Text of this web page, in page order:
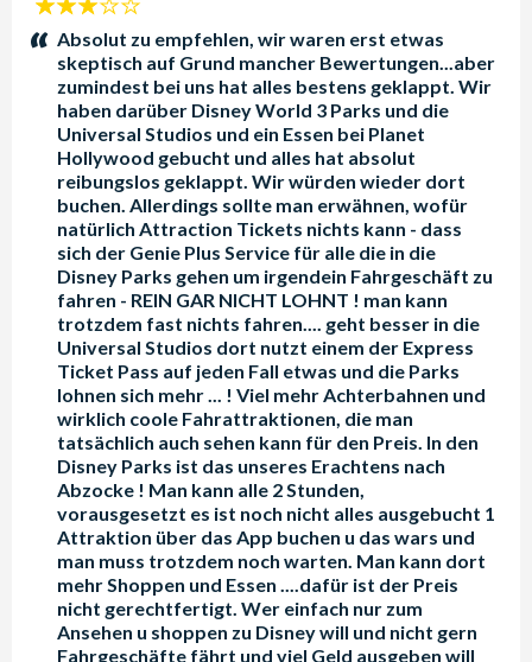
3
Sterne:Absolut zu empfehlen, wir waren erst etwas
skeptisch auf Grund mancher Bewertungen...aber
zumindest bei uns hat alles bestens geklappt. Wir
haben darüber Disney World 3 Parks und die
Universal Studios und ein Essen bei Planet
Hollywood gebucht und alles hat absolut
reibungslos geklappt. Wir würden wieder dort
buchen. Allerdings sollte man erwähnen, wofür
natürlich Attraction Tickets nichts kann - dass
sich der Genie Plus Service für alle die in die
Disney Parks gehen um irgendein Fahrgeschäft zu
fahren - REIN GAR NICHT LOHNT ! man kann
trotzdem fast nichts fahren.... geht besser in die
Universal Studios dort nutzt einem der Express
Ticket Pass auf jeden Fall etwas und die Parks
lohnen sich mehr ... ! Viel mehr Achterbahnen und
wirklich coole Fahrattraktionen, die man
tatsächlich auch sehen kann für den Preis. In den
Disney Parks ist das unseres Erachtens nach
Abzocke ! Man kann alle 2 Stunden,
vorausgesetzt es ist noch nicht alles ausgebucht 1
Attraktion über das App buchen u das wars und
man muss trotzdem noch warten. Man kann dort
mehr Shoppen und Essen ....dafür ist der Preis
nicht gerechtfertigt. Wer einfach nur zum
Ansehen u shoppen zu Disney will und nicht gern
Fahrgeschäfte fährt und viel Geld ausgeben will